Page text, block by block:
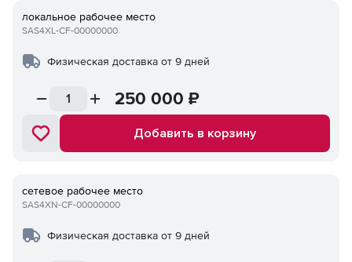
локальное рабочее место
SAS4XL-CF-00000000
Физическая доставка от 9 дней
250 000 ₽
Добавить в корзину
сетевое рабочее место
SAS4XN-CF-00000000
Физическая доставка от 9 дней